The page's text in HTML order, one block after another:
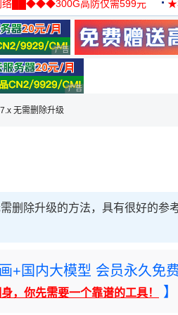
络██◆◆◆300G高防仅需599元
广告 商业广告，理性选择
广告 商业广告，理性选择
无需删除升级
删除升级的方法，具有很好的参
+国内大模型 会员永久免费
，你先需要一个靠谱的工具！ 】